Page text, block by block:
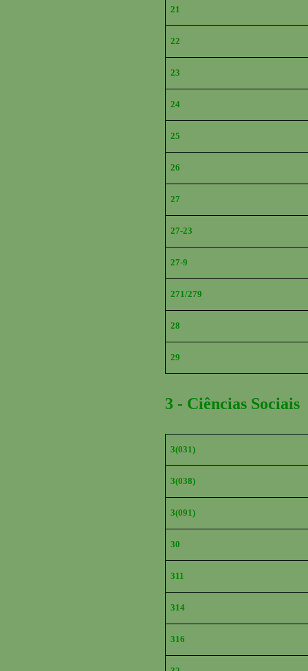
21
22
23
24
25
26
27
27-23
27-9
271/279
28
29
3 - Ciências Sociais
3(031)
3(038)
3(091)
30
311
314
316